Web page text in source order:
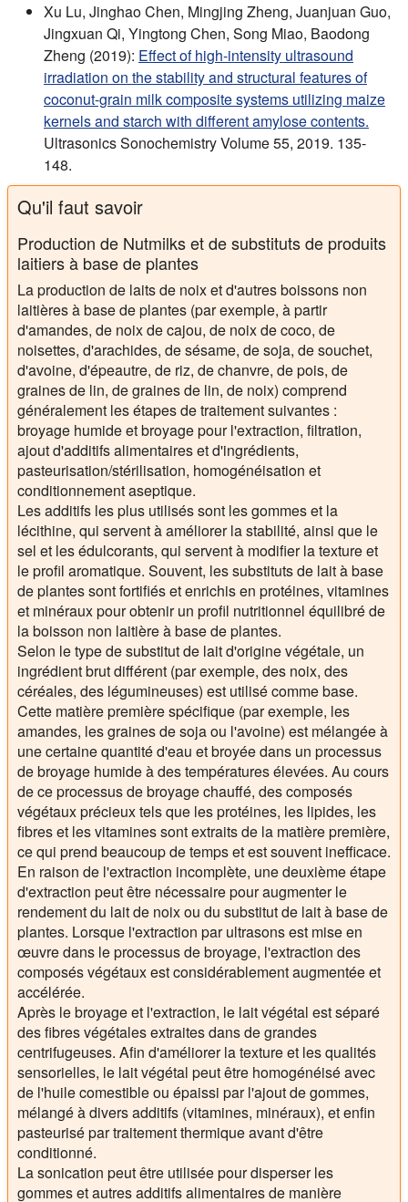
Xu Lu, Jinghao Chen, Mingjing Zheng, Juanjuan Guo,
Jingxuan Qi, Yingtong Chen, Song Miao, Baodong
Zheng (2019): Effect of high-intensity ultrasound
irradiation on the stability and structural features of
coconut-grain milk composite systems utilizing maize
kernels and starch with different amylose contents.
Ultrasonics Sonochemistry Volume 55, 2019. 135-
148.
Qu'il faut savoir
Production de Nutmilks et de substituts de produits
laitiers à base de plantes
La production de laits de noix et d'autres boissons non
laitières à base de plantes (par exemple, à partir
d'amandes, de noix de cajou, de noix de coco, de
noisettes, d'arachides, de sésame, de soja, de souchet,
d'avoine, d'épeautre, de riz, de chanvre, de pois, de
graines de lin, de graines de lin, de noix) comprend
généralement les étapes de traitement suivantes :
broyage humide et broyage pour l'extraction, filtration,
ajout d'additifs alimentaires et d'ingrédients,
pasteurisation/stérilisation, homogénéisation et
conditionnement aseptique.
Les additifs les plus utilisés sont les gommes et la
lécithine, qui servent à améliorer la stabilité, ainsi que le
sel et les édulcorants, qui servent à modifier la texture et
le profil aromatique. Souvent, les substituts de lait à base
de plantes sont fortifiés et enrichis en protéines, vitamines
et minéraux pour obtenir un profil nutritionnel équilibré de
la boisson non laitière à base de plantes.
Selon le type de substitut de lait d'origine végétale, un
ingrédient brut différent (par exemple, des noix, des
céréales, des légumineuses) est utilisé comme base.
Cette matière première spécifique (par exemple, les
amandes, les graines de soja ou l'avoine) est mélangée à
une certaine quantité d'eau et broyée dans un processus
de broyage humide à des températures élevées. Au cours
de ce processus de broyage chauffé, des composés
végétaux précieux tels que les protéines, les lipides, les
fibres et les vitamines sont extraits de la matière première,
ce qui prend beaucoup de temps et est souvent inefficace.
En raison de l'extraction incomplète, une deuxième étape
d'extraction peut être nécessaire pour augmenter le
rendement du lait de noix ou du substitut de lait à base de
plantes. Lorsque l'extraction par ultrasons est mise en
œuvre dans le processus de broyage, l'extraction des
composés végétaux est considérablement augmentée et
accélérée.
Après le broyage et l'extraction, le lait végétal est séparé
des fibres végétales extraites dans de grandes
centrifugeuses. Afin d'améliorer la texture et les qualités
sensorielles, le lait végétal peut être homogénéisé avec
de l'huile comestible ou épaissi par l'ajout de gommes,
mélangé à divers additifs (vitamines, minéraux), et enfin
pasteurisé par traitement thermique avant d'être
conditionné.
La sonication peut être utilisée pour disperser les
gommes et autres additifs alimentaires de manière